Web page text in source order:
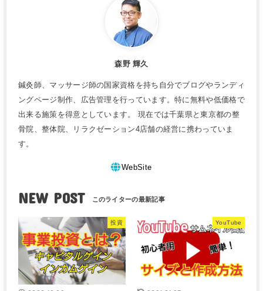
森野 輝久
鍼灸師、マッサージ師の国家資格を持ち自分でブログやランディ
ングページ制作、広告管理を行っています。特に無料や低価格で
出来る施策を得意としています。 現在では千葉県と東京都の整
骨院、整体院、リラクゼーション4店舗の経営に携わっていま
す。
WebSite
NEW POST
投資 YouTube